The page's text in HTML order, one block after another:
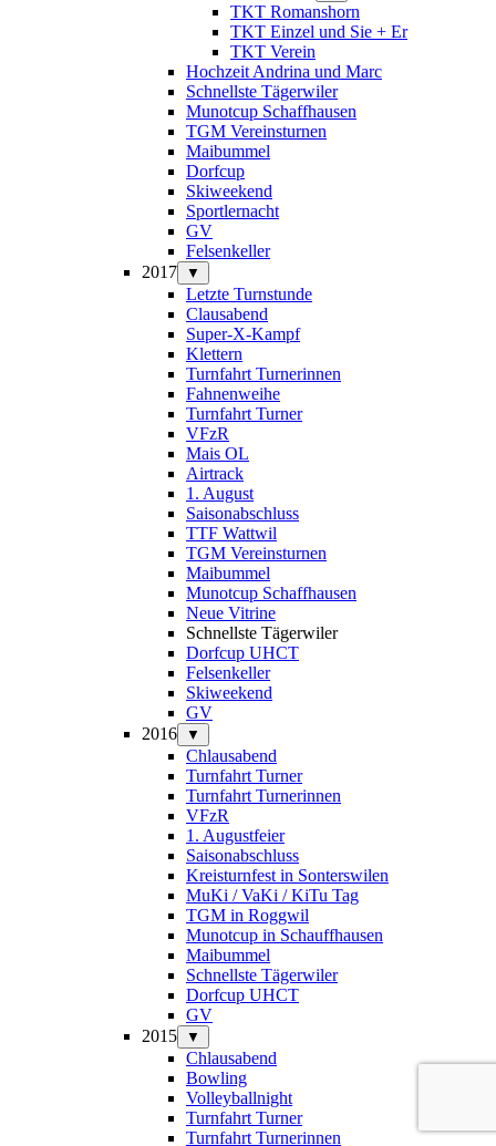
TKT Romanshorn
TKT Einzel und Sie + Er
TKT Verein
Hochzeit Andrina und Marc
Schnellste Tägerwiler
Munotcup Schaffhausen
TGM Vereinsturnen
Maibummel
Dorfcup
Skiweekend
Sportlernacht
GV
Felsenkeller
2017
▼
Letzte Turnstunde
Clausabend
Super-X-Kampf
Klettern
Turnfahrt Turnerinnen
Fahnenweihe
Turnfahrt Turner
VFzR
Mais OL
Airtrack
1. August
Saisonabschluss
TTF Wattwil
TGM Vereinsturnen
Maibummel
Munotcup Schaffhausen
Neue Vitrine
Schnellste Tägerwiler
Dorfcup UHCT
Felsenkeller
Skiweekend
GV
2016
▼
Chlausabend
Turnfahrt Turner
Turnfahrt Turnerinnen
VFzR
1. Augustfeier
Saisonabschluss
Kreisturnfest in Sonterswilen
MuKi / VaKi / KiTu Tag
TGM in Roggwil
Munotcup in Schauffhausen
Maibummel
Schnellste Tägerwiler
Dorfcup UHCT
GV
2015
▼
Chlausabend
Bowling
Volleyballnight
Turnfahrt Turner
Turnfahrt Turnerinnen